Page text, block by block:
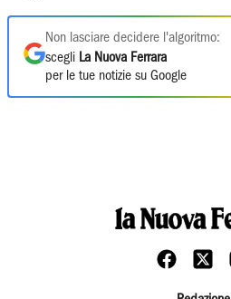
Non lasciare decidere l'algoritmo:
scegli La Nuova Ferrara
per le tue notizie su Google